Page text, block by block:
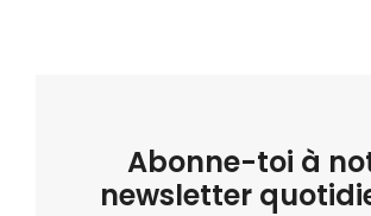
Abonne-toi à
newsletter